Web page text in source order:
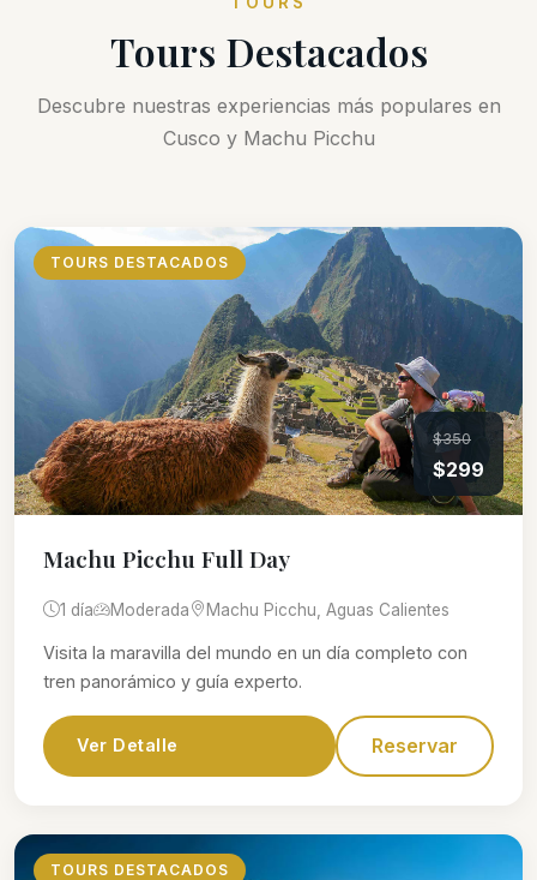
Tours Destacados
Descubre nuestras experiencias más populares en
Cusco y Machu Picchu
TOURS DESTACADOS
$350
$299
Machu Picchu Full Day
1 día Moderada Machu Picchu, Aguas Calientes
Visita la maravilla del mundo en un día completo con
tren panorámico y guía experto.
Ver Detalle Reservar
TOURS DESTACADOS